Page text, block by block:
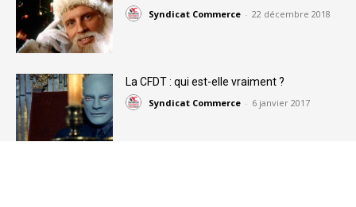
Syndicat Commerce - 22 décembre 2018
La CFDT : qui est-elle vraiment ?
Syndicat Commerce - 6 janvier 2017